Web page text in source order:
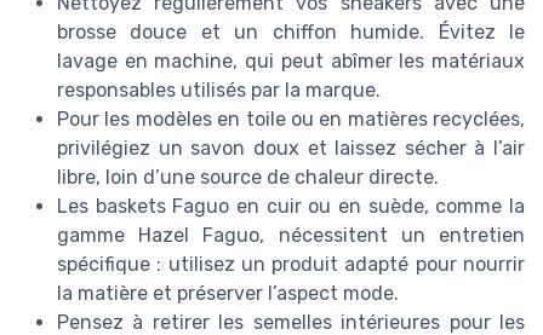
brosse douce et un chiffon humide. Évitez le
lavage en machine, qui peut abîmer les matériaux
responsables utilisés par la marque.
Pour les modèles en toile ou en matières recyclées,
privilégiez un savon doux et laissez sécher à l’air
libre, loin d’une source de chaleur directe.
Les baskets Faguo en cuir ou en suède, comme la
gamme Hazel Faguo, nécessitent un entretien
spécifique : utilisez un produit adapté pour nourrir
la matière et préserver l’aspect mode.
Pensez à retirer les semelles intérieures pour les